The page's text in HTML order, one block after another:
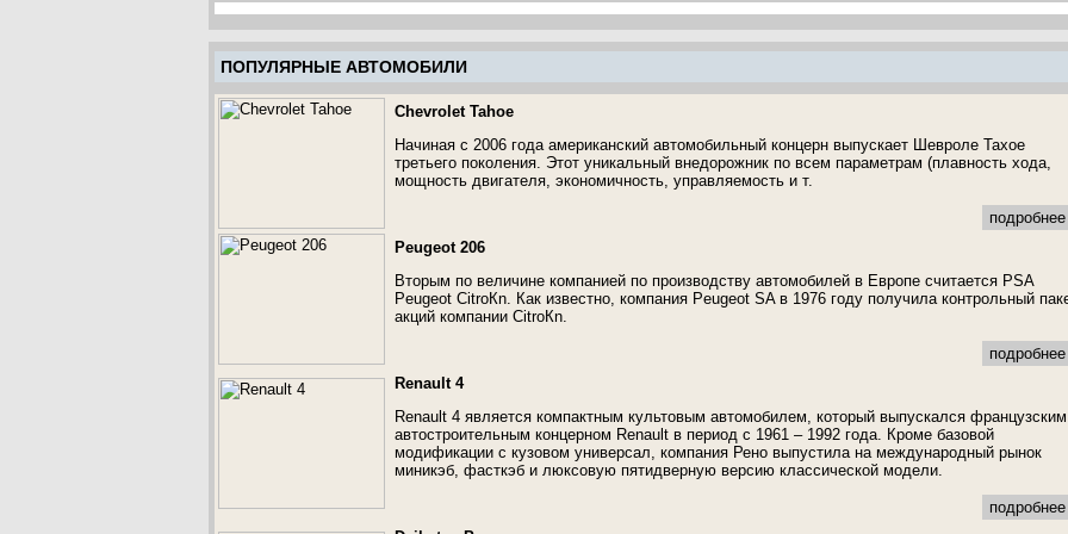
ПОПУЛЯРНЫЕ АВТОМОБИЛИ
Chevrolet Tahoe
Начиная с 2006 года американский автомобильный концерн выпускает Шевроле Тахое
третьего поколения. Этот уникальный внедорожник по всем параметрам (плавность хода,
мощность двигателя, экономичность, управляемость и т.
Peugeot 206
Вторым по величине компанией по производству автомобилей в Европе считается PSA
Peugeot CitroКn. Как известно, компания Peugeot SA в 1976 году получила контрольный
акций компании CitroКn.
Renault 4
Renault 4 является компактным культовым автомобилем, который выпускался французским
автостроительным концерном Renault в период с 1961 – 1992 года. Кроме базовой
модификации с кузовом универсал, компания Рено выпустила на международный рынок
миникэб, фасткэб и люксовую пятидверную версию классической модели.